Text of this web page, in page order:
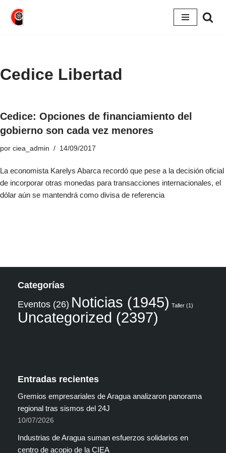
Saltar
Cedice Libertad
Cedice: Opciones de financiamiento del
gobierno son cada vez menores
por ciea_admin 14/09/2017
La economista Karelys Abarca recordó que pese a la decisión oficial
de incorporar otras monedas para transacciones internacionales, el
dólar aún se mantendrá como divisa de referencia
Categorías
Eventos (26) Noticias (1945) Taller (1)
Uncategorized (2397)
Entradas recientes
Gremios empresariales de Aragua analizaron panorama
regional tras sismos del 24J
10/07/2026
Industrias de Aragua suman esfuerzos solidarios en
centro de acopio de la CIEA